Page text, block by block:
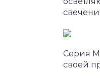
Серия
своей